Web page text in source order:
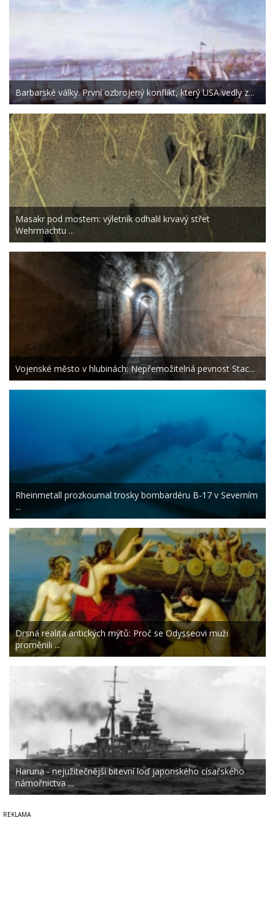
Barbarské války. První ozbrojený konflikt, který USA vedly z...
Masakr pod mostem: výletník odhalil krvavý střet
Wehrmachtu ...
Vojenské město v hlubinách: Nepřemožitelná pevnost Stac...
Rheinmetall prozkoumal trosky bombardéru B-17 v Severním
...
Drsná realita antických mýtů: Proč se Odysseovi muži
proměnili ...
Haruna - nejužitečnější bitevní loď japonského císařského
námořnictva ...